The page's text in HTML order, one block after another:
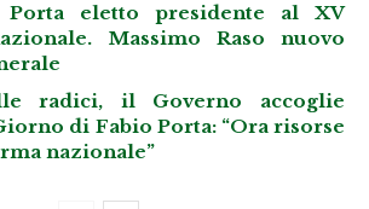
Porta eletto presidente al XV
Massimo Raso nuovo
radici, il Governo accoglie
di Fabio Porta: “Ora risorse
nazionale”